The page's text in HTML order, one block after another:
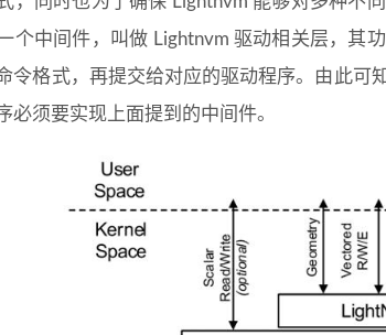
个中间件，叫做 Lightnvm 驱动相关层，其
令格式，再提交给对应的驱动程序。由此可
必须要实现上面提到的中间件。